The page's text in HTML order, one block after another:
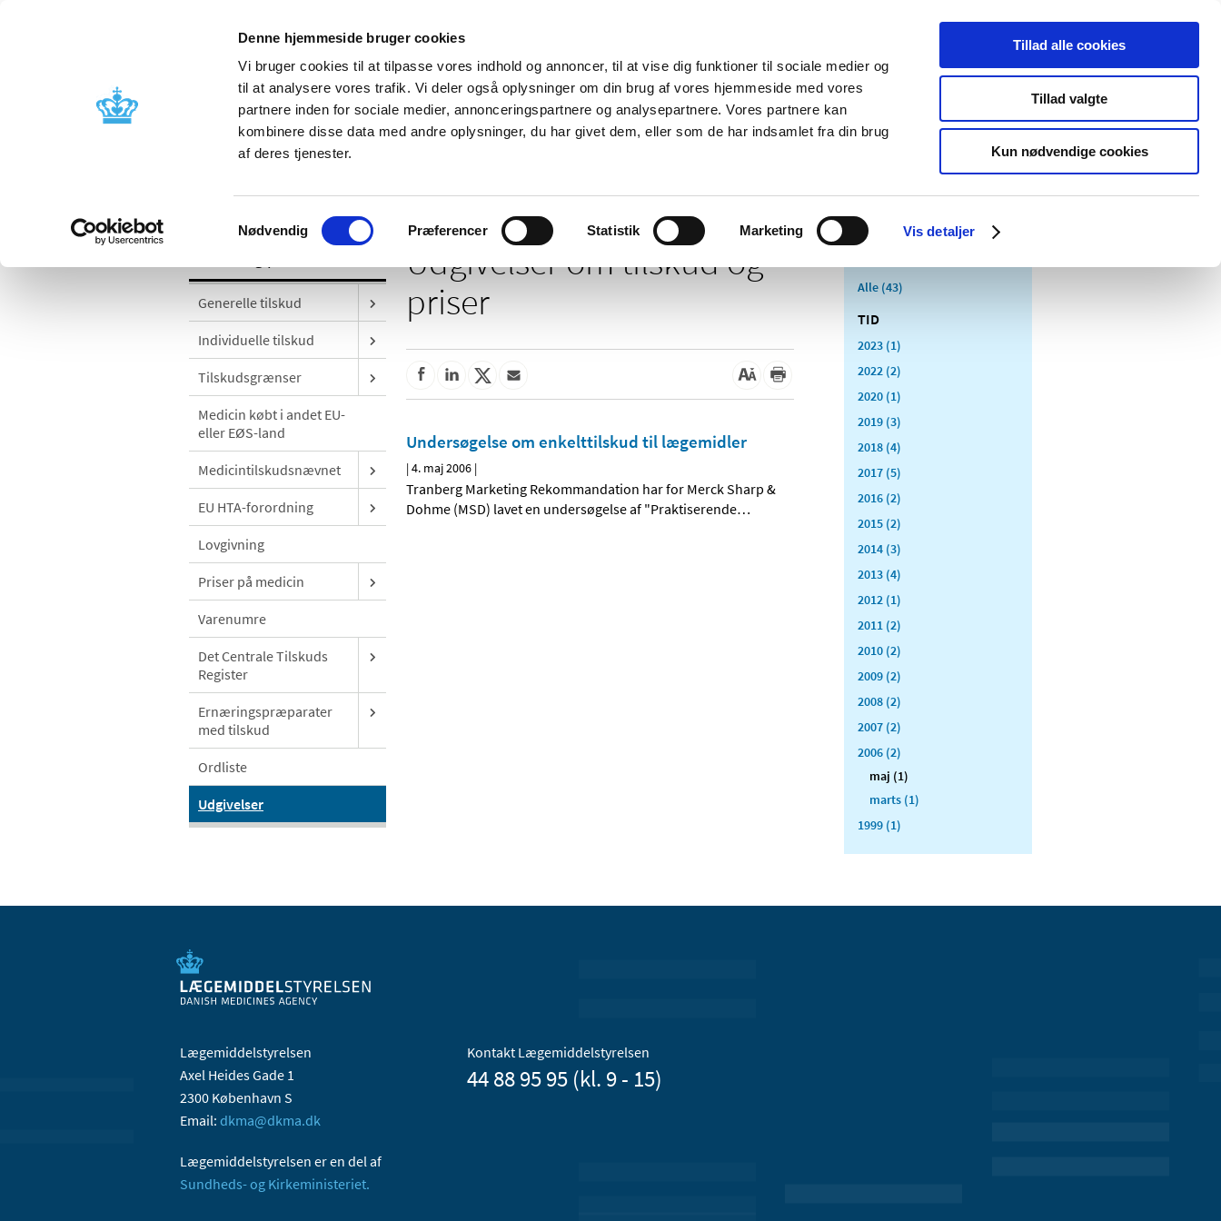
Denne hjemmeside bruger cookies
Vi bruger cookies til at tilpasse vores indhold og annoncer, til at vise dig funktioner til sociale medier og
til at analysere vores trafik. Vi deler også oplysninger om din brug af vores hjemmeside med vores
partnere inden for sociale medier, annonceringspartnere og analysepartnere. Vores partnere kan
kombinere disse data med andre oplysninger, du har givet dem, eller som de har indsamlet fra din brug
af deres tjenester.
Samtykkevalg
Nødvendig Præferencer Statistik Marketing Vis detaljer
Tillad alle cookies
Tillad valgte
Kun nødvendige cookies
Nyheder Om os Kontakt Udgivelser
Godkendelse og
Bivirkninger og
produktinformation
Tilskud og
Apoteker og salg af
Medicinsk
Særlige
produktområder
Generelle tilskud
Individuelle tilskud
Tilskudsgrænser
Medicin købt i andet EU-
eller EØS-land
Medicintilskudsnævnet
EU HTA-forordning
Lovgivning
Priser på medicin
Varenumre
Det Centrale Tilskuds
Register
Ernæringspræparater
med tilskud
Ordliste
Udgivelser
Udgivelser om tilskud og
priser
Undersøgelse om enkelttilskud til lægemidler
|4. maj 2006 |
Tranberg Marketing Rekommandation har for Merck Sharp &
Dohme (MSD) lavet en undersøgelse af "Praktiserende…
Alle (43)
TID
2023 (1)
2022 (2)
2020 (1)
2019 (3)
2018 (4)
2017 (5)
2016 (2)
2015 (2)
2014 (3)
2013 (4)
2012 (1)
2011 (2)
2010 (2)
2009 (2)
2008 (2)
2007 (2)
2006 (2)
maj (1)
marts (1)
1999 (1)
Lægemiddelstyrelsen
Axel Heides Gade 1
2300 København S
Email: dkma@dkma.dk
Lægemiddelstyrelsen er en del af
Sundheds- og Kirkeministeriet.
Kontakt Lægemiddelstyrelsen
44 88 95 95 (kl. 9 - 15)